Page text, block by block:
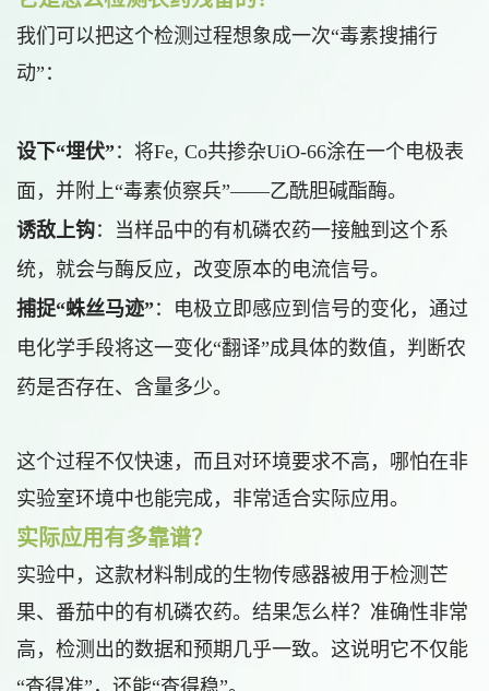
我们可以把这个检测过程想象成一次“毒素搜捕行
动”：
设下“埋伏”：将Fe, Co共掺杂UiO-66涂在一个电极表
面，并附上“毒素侦察兵”——乙酰胆碱酯酶。
诱敌上钩：当样品中的有机磷农药一接触到这个系
统，就会与酶反应，改变原本的电流信号。
捕捉“蛛丝马迹”：电极立即感应到信号的变化，通过
电化学手段将这一变化“翻译”成具体的数值，判断农
药是否存在、含量多少。
这个过程不仅快速，而且对环境要求不高，哪怕在非
实验室环境中也能完成，非常适合实际应用。
实际应用有多靠谱？
实验中，这款材料制成的生物传感器被用于检测芒
果、番茄中的有机磷农药。结果怎么样？准确性非常
高，检测出的数据和预期几乎一致。这说明它不仅能
“查得准”，还能“查得稳”。